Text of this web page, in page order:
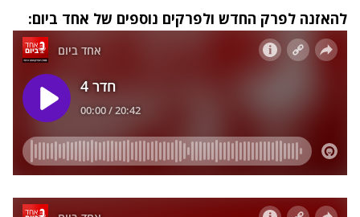
להאזנה לפרק החדש ולפרקים נוספים של אחד ביום: